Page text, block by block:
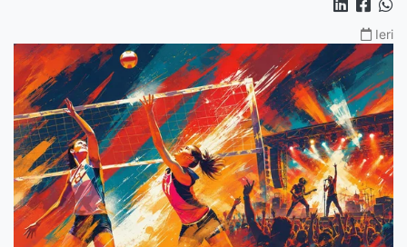
Ieri